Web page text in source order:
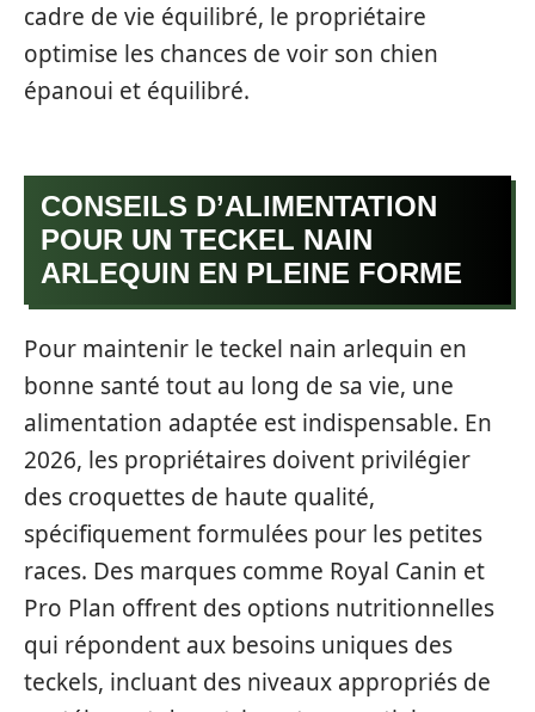
cadre de vie équilibré, le propriétaire
optimise les chances de voir son chien
épanoui et équilibré.
CONSEILS D’ALIMENTATION
POUR UN TECKEL NAIN
ARLEQUIN EN PLEINE FORME
Pour maintenir le teckel nain arlequin en
bonne santé tout au long de sa vie, une
alimentation adaptée est indispensable. En
2026, les propriétaires doivent privilégier
des croquettes de haute qualité,
spécifiquement formulées pour les petites
races. Des marques comme Royal Canin et
Pro Plan offrent des options nutritionnelles
qui répondent aux besoins uniques des
teckels, incluant des niveaux appropriés de